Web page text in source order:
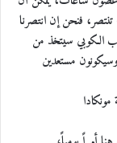
ب
فنحن إن انتصرنا
الكوبي سيتخذ من
مستعدين